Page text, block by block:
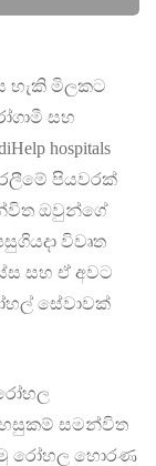
හැකි මිලකට
සහ
hospitals
පියවරක්
ඔවුන්ගේ
විවෘත
සහ ඒ අවට
සේවාවක්
සමන්විත
රෝහල හොරණ